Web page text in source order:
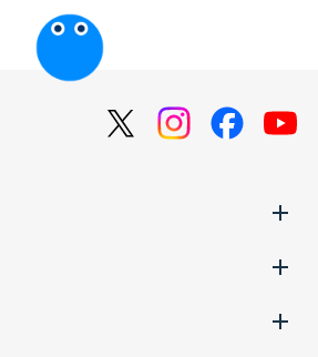
びっぷるのページ